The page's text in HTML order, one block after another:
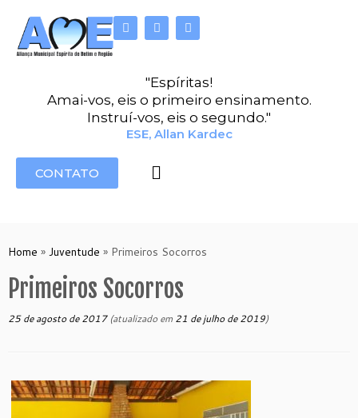
"Espíritas!
Amai-vos, eis o primeiro ensinamento.
Instruí-vos, eis o segundo."
ESE, Allan Kardec
CONTATO
Home » Juventude » Primeiros Socorros
Primeiros Socorros
25 de agosto de 2017(atualizado em 21 de julho de 2019)